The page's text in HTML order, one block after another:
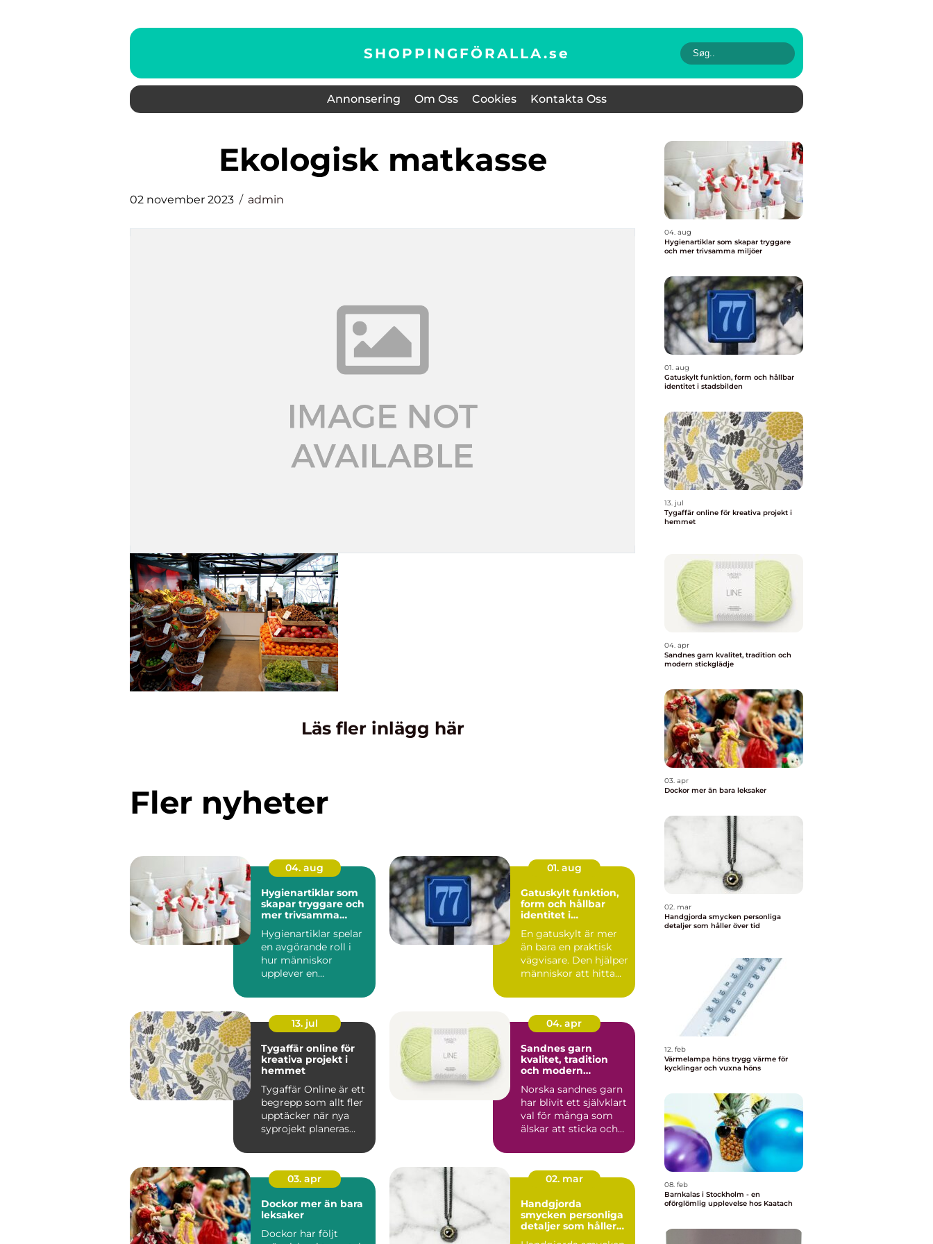
SHOPPINGFÖRALLA.se
Annonsering Om Oss Cookies Kontakta Oss
ekologisk matkasse
02 november 2023 admin
Läs fler inlägg här
Fler nyheter
04. aug
Hygienartiklar som
skapar tryggare och
mer trivsamma
Hygienartiklar spelar
en avgörande roll i
hur människor
upplever en
01. aug
Gatuskylt funktion,
form och hållbar
identitet i
En gatuskylt är mer
än bara en praktisk
vägvisare. Den hjälper
människor att hitta
13. jul
Tygaffär online för
kreativa projekt i
hemmet
Tygaffär Online är ett
begrepp som allt fler
upptäcker när nya
syprojekt planeras
köksbord...
04. apr
Sandnes garn
kvalitet, tradition
och modern
Norska sandnes garn
har blivit ett självklart
val för många som
älskar att sticka och
03. apr
Dockor mer än bara
leksaker
Dockor har följt
02. mar
Handgjorda
smycken personliga
detaljer som håller
04. aug
Hygienartiklar som skapar tryggare
och mer trivsamma miljöer
01. aug
Gatuskylt funktion, form och hållbar
identitet i stadsbilden
13. jul
Tygaffär online för kreativa projekt i
hemmet
04. apr
Sandnes garn kvalitet, tradition och
modern stickglädje
03. apr
Dockor mer än bara leksaker
02. mar
Handgjorda smycken personliga
detaljer som håller över tid
12. feb
Värmelampa höns trygg värme för
kycklingar och vuxna höns
08. feb
Barnkalas i Stockholm - en
oförglömlig upplevelse hos Kaatach